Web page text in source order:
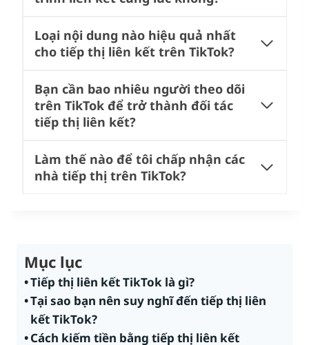
Loại nội dung nào hiệu quả nhất
cho tiếp thị liên kết trên TikTok?
Bạn cần bao nhiêu người theo dõi
trên TikTok để trở thành đối tác
tiếp thị liên kết?
Làm thế nào để tôi chấp nhận các
nhà tiếp thị trên TikTok?
Mục lục
Tiếp thị liên kết TikTok là gì?
Tại sao bạn nên suy nghĩ đến tiếp thị liên
kết TikTok?
Cách kiếm tiền bằng tiếp thị liên kết